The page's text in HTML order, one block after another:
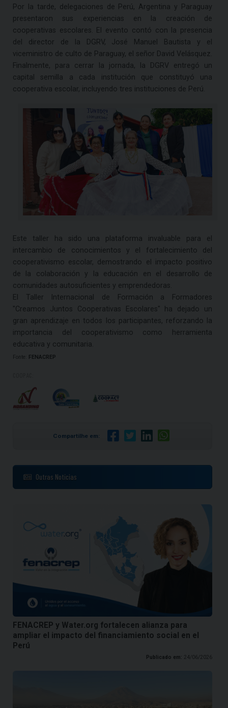
Por la tarde, delegaciones de Perú, Argentina y Paraguay
presentaron sus experiencias en la creación de
cooperativas escolares. El evento contó con la presencia
del director de la DGRV, José Manuel Bautista y el
viceministro de culto de Paraguay, el señor David Velásquez.
Finalmente, para cerrar la jornada, la DGRV entregó un
capital semilla a cada institución que constituyó una
cooperativa escolar, incluyendo tres instituciones de Perú.
Este taller ha sido una plataforma invaluable para el
intercambio de conocimientos y el fortalecimiento del
cooperativismo escolar, demostrando el impacto positivo
de la colaboración y la educación en el desarrollo de
comunidades autosuficientes y emprendedoras.
El Taller Internacional de Formación a Formadores
"Creamos Juntos Cooperativas Escolares" ha dejado un
gran aprendizaje en todos los participantes, reforzando la
importancia del cooperativismo como herramienta
educativa y comunitaria.
Fonte: FENACREP
Compartilhe em:
Outras Notícias
FENACREP y Water.org fortalecen alianza para
ampliar el impacto del financiamiento social en el
Perú
Publicado em: 24/06/2026